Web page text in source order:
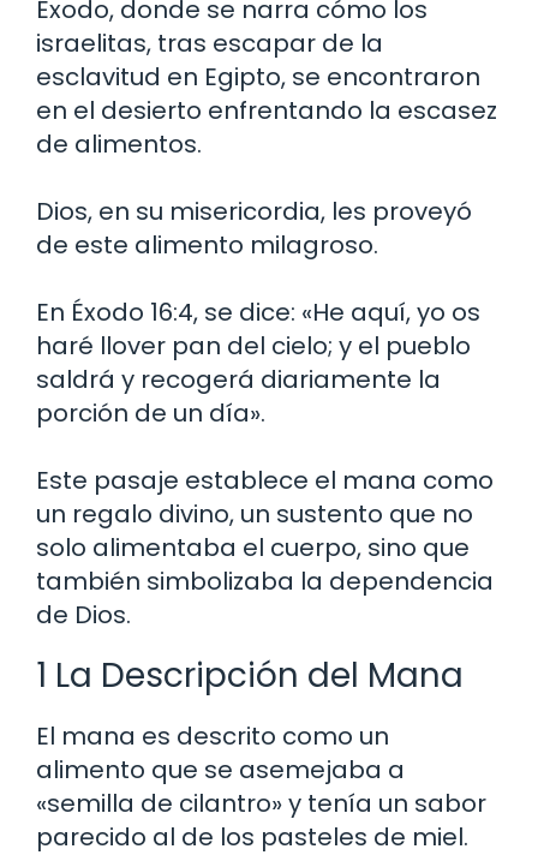
Éxodo, donde se narra cómo los
israelitas, tras escapar de la
esclavitud en Egipto, se encontraron
en el desierto enfrentando la escasez
de alimentos.
Dios, en su misericordia, les proveyó
de este alimento milagroso.
En Éxodo 16:4, se dice: «He aquí, yo os
haré llover pan del cielo; y el pueblo
saldrá y recogerá diariamente la
porción de un día».
Este pasaje establece el mana como
un regalo divino, un sustento que no
solo alimentaba el cuerpo, sino que
también simbolizaba la dependencia
de Dios.
1 La Descripción del Mana
El mana es descrito como un
alimento que se asemejaba a
«semilla de cilantro» y tenía un sabor
parecido al de los pasteles de miel.